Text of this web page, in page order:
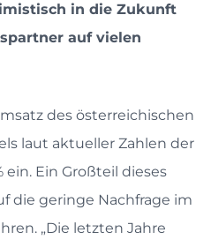
in die Zukunft
auf vielen
des österreichischen
laut aktueller Zahlen der
ein. Ein Großteil dieses
die geringe Nachfrage im
„Die letzten Jahre